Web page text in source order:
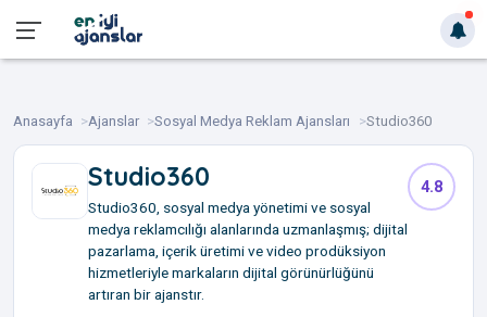
Anasayfa Ajanslar Sosyal Medya Reklam Ajansları Studio360
Studio360
Studio360, sosyal medya yönetimi ve sosyal
medya reklamcılığı alanlarında uzmanlaşmış; dijital
pazarlama, içerik üretimi ve video prodüksiyon
hizmetleriyle markaların dijital görünürlüğünü
artıran bir ajanstır.
4.8